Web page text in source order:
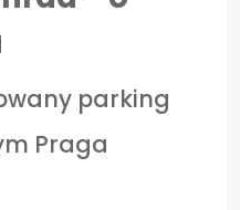
parking
Praga